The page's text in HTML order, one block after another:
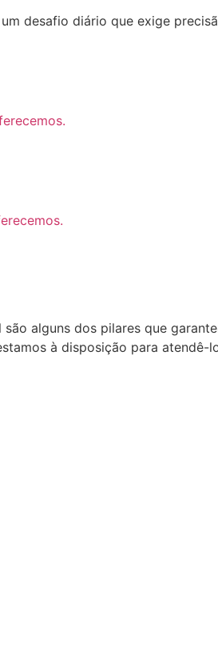
desafio diário que exige
alguns dos pilares que
à disposição para